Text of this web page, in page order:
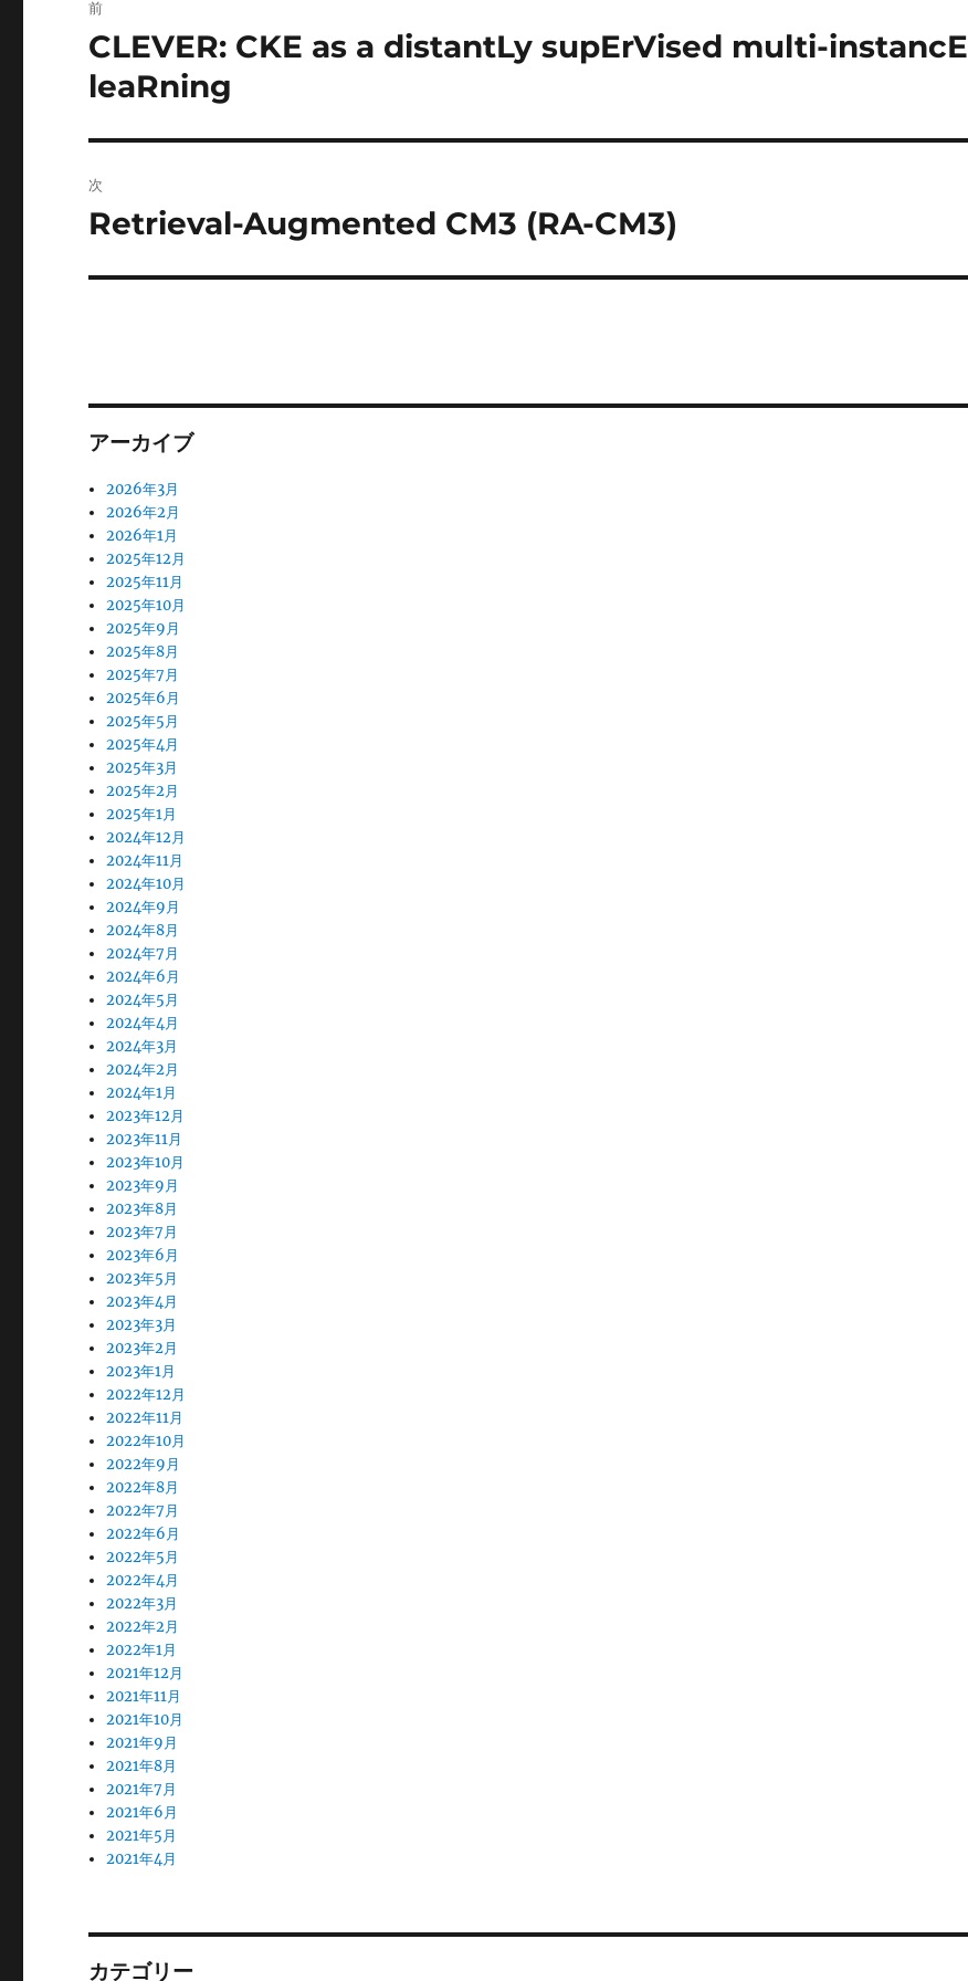
稿
ナ
ゲ
ー
前
前
の
投
稿:
CLEVER: CKE as a distantLy supErVised multi-instancE
leaRning
次
次
投
Retrieval-Augmented CM3 (RA-CM3)
アーカイブ
2026年3月
2026年2月
2026年1月
2025年12月
2025年11月
2025年10月
2025年9月
2025年8月
2025年7月
2025年6月
2025年5月
2025年4月
2025年3月
2025年2月
2025年1月
2024年12月
2024年11月
2024年10月
2024年9月
2024年8月
2024年7月
2024年6月
2024年5月
2024年4月
2024年3月
2024年2月
2024年1月
2023年12月
2023年11月
2023年10月
2023年9月
2023年8月
2023年7月
2023年6月
2023年5月
2023年4月
2023年3月
2023年2月
2023年1月
2022年12月
2022年11月
2022年10月
2022年9月
2022年8月
2022年7月
2022年6月
2022年5月
2022年4月
2022年3月
2022年2月
2022年1月
2021年12月
2021年11月
2021年10月
2021年9月
2021年8月
2021年7月
2021年6月
2021年5月
2021年4月
カテゴリー